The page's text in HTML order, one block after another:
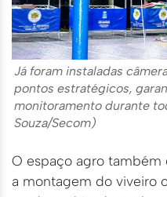
Já foram instaladas
pontos estratégicos,
monitoramento durante
Souza/Secom)
O espaço agro também
a montagem do viveiro